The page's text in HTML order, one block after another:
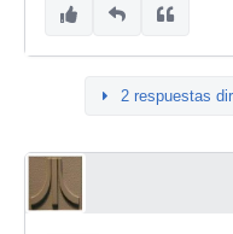
2 respuestas